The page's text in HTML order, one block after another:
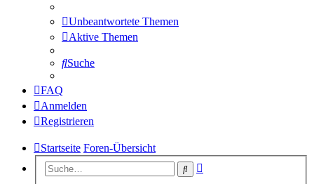
Unbeantwortete Themen
Aktive Themen
Suche
FAQ
Anmelden
Registrieren
Startseite Foren-Übersicht
Suche